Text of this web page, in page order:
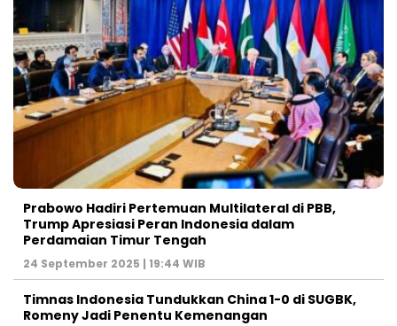
Prabowo Hadiri Pertemuan Multilateral di PBB,
Trump Apresiasi Peran Indonesia dalam
Perdamaian Timur Tengah
24 September 2025 | 19:44 WIB
Timnas Indonesia Tundukkan China 1-0 di SUGBK,
Romeny Jadi Penentu Kemenangan